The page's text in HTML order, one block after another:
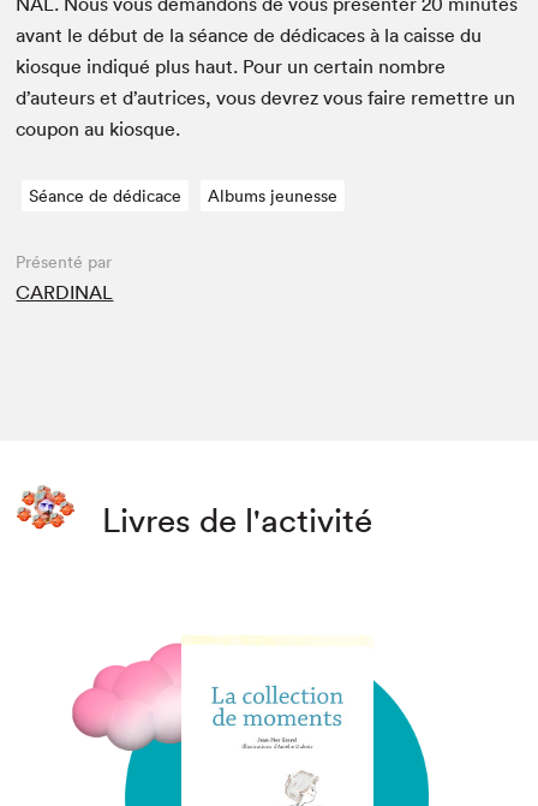
avant le début de la séance de dédi­caces à la caisse du
kiosque indiqué plus haut. Pour un cer­tain nom­bre
d’auteurs et d’autrices, vous devrez vous faire remet­tre un
coupon au kiosque.
Séance de dédicace Albums jeunesse
Présenté par
CARDINAL
Livres de l'activité